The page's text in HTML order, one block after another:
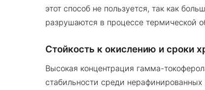
этот способ не пользуется, так как
разрушаются в процессе термической
Стойкость к окислению и сроки
Высокая концентрация гамма-
стабильности среди